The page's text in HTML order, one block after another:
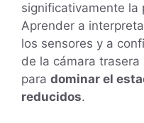
significativamente la
Aprender a
los sensores y a
de la cámara
para dominar el
reducidos.